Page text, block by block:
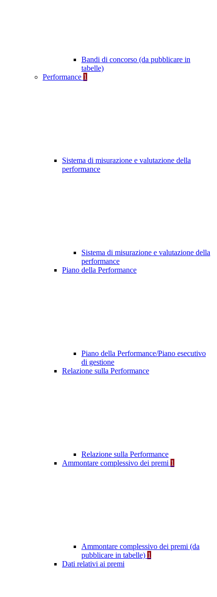
Bandi di concorso (da pubblicare in
tabelle)
Performance 1
Sistema di misurazione e valutazione della
performance
Sistema di misurazione e valutazione della
performance
Piano della Performance
Piano della Performance/Piano esecutivo
di gestione
Relazione sulla Performance
Relazione sulla Performance
Ammontare complessivo dei premi 1
Ammontare complessivo dei premi (da
pubblicare in tabelle) 1
Dati relativi ai premi